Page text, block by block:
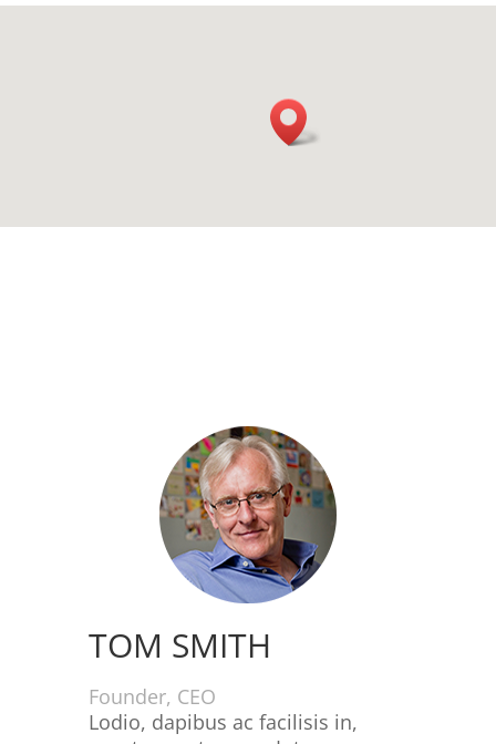
TOM SMITH
Founder, CEO
Lodio, dapibus ac facilisis in,